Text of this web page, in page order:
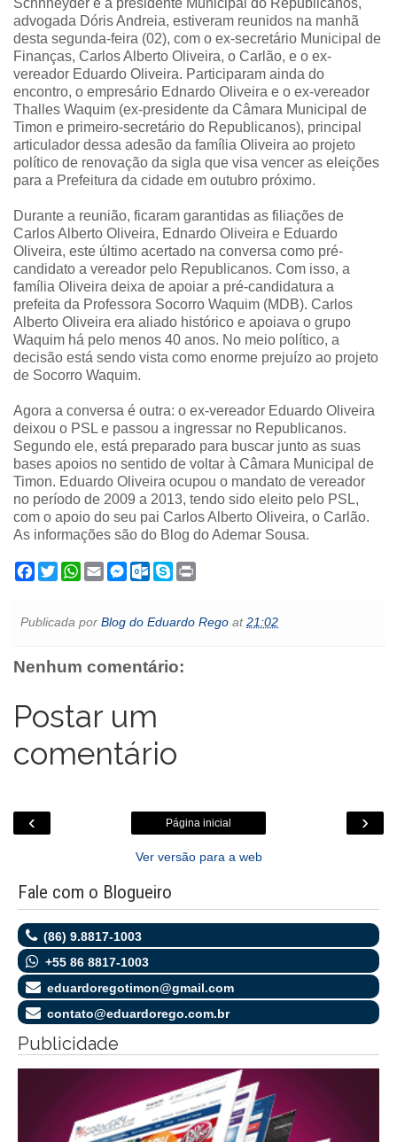
Schnneyder e a presidente Municipal do Republicanos,
advogada Dóris Andreia, estiveram reunidos na manhã
desta segunda-feira (02), com o ex-secretário Municipal de
Finanças, Carlos Alberto Oliveira, o Carlão, e o ex-
vereador Eduardo Oliveira. Participaram ainda do
encontro, o empresário Ednardo Oliveira e o ex-vereador
Thalles Waquim (ex-presidente da Câmara Municipal de
Timon e primeiro-secretário do Republicanos), principal
articulador dessa adesão da família Oliveira ao projeto
político de renovação da sigla que visa vencer as eleições
para a Prefeitura da cidade em outubro próximo.
Durante a reunião, ficaram garantidas as filiações de
Carlos Alberto Oliveira, Ednardo Oliveira e Eduardo
Oliveira, este último acertado na conversa como pré-
candidato a vereador pelo Republicanos. Com isso, a
família Oliveira deixa de apoiar a pré-candidatura a
prefeita da Professora Socorro Waquim (MDB). Carlos
Alberto Oliveira era aliado histórico e apoiava o grupo
Waquim há pelo menos 40 anos. No meio político, a
decisão está sendo vista como enorme prejuízo ao projeto
de Socorro Waquim.
Agora a conversa é outra: o ex-vereador Eduardo Oliveira
deixou o PSL e passou a ingressar no Republicanos.
Segundo ele, está preparado para buscar junto as suas
bases apoios no sentido de voltar à Câmara Municipal de
Timon. Eduardo Oliveira ocupou o mandato de vereador
no período de 2009 a 2013, tendo sido eleito pelo PSL,
com o apoio do seu pai Carlos Alberto Oliveira, o Carlão.
As informações são do Blog do Ademar Sousa.
F
a
b
k
T
w
t
W
h
s
p
E
m
l
M
e
e
e
O
u
o
.
m
S
k
e
t
Publicada por Blog do Eduardo Rego at21:02
Nenhum comentário:
Postar um
comentário
‹ ›
Página inicial
Ver versão para a web
Fale com o Blogueiro
(86) 9.8817-1003
+55 86 8817-1003
eduardoregotimon@gmail.com
contato@eduardorego.com.br
Publicidade